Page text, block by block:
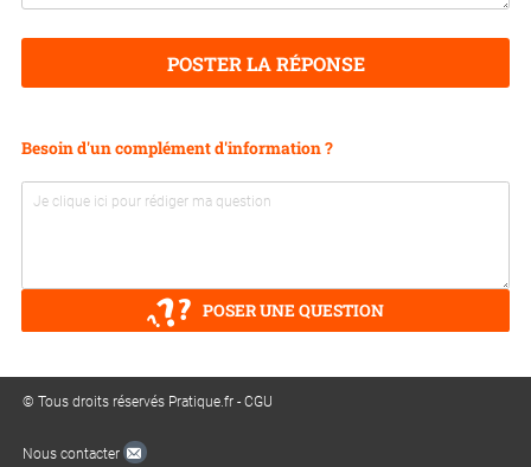
POSTER LA RÉPONSE
Besoin d'un complément d'information ?
POSER UNE QUESTION
© Tous droits réservés Pratique.fr -CGU
Nous contacter